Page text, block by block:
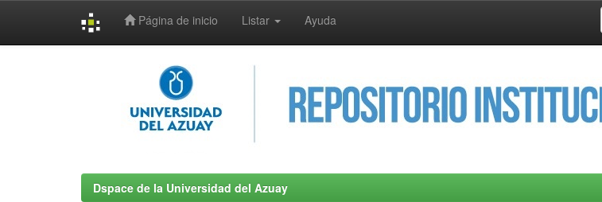
Página de inicio Listar Ayuda
Dspace de la Universidad del Azuay